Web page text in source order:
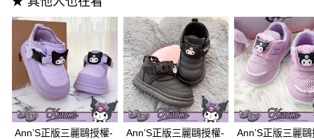
2.透過簡訊連結打開帳單後，可選擇「超商條碼／台灣大直營門市／銀行轉
帳／街口支付／iPASS MONEY」等通路繳費。
【注意事項】
1.本服務係由「台灣大哥大股份有限公司」（以下簡稱本公司）所提供，讓
用戶於交易時，得透過本服務購買商品或服務，並由商店將買賣／分期付款
買賣價金債權讓與本公司後，依約使用本公司帳單繳交帳款。
2.基於同意付款使用「大哥付你分期」之契約關係目的，商店將以您的個人
資料（包含姓名、電話或地址）提供予台灣大哥大進項蒐集、處理及利用，
由本公司與您本人進行分期帳單所需資料之確認、核對及更正。
3.完整用戶服務條款，請詳閱以下連結：https://oppay.tw/userRule
２．訂單成立數日內，您將收到繳費通知簡訊。
３．收到繳費通知簡訊後14天內，點擊此簡訊中的連結，可透過四大超商／
ATM／網路銀行／等多元方式進行付款，方視為交易完成。
※ 請注意：結帳手續完成當下不需立刻繳費，但若您需要取消訂單，請聯絡
購買商品的店家。未經商家同意取消之訂單仍視為有效，需透過AFTEE先享
後付繳納相關費用。
※ 交易是否成功請以「AFTEE先享後付 」之結帳頁面顯示為準，若有關於
是否繳費成功／繳費後需取消欲退款等相關疑問，請聯繫「AFTEE先享後付
客戶支援中心」https://netprotections.freshdesk.com/support/home
付款後全家取貨
每筆NT$100，滿NT$999(含以上)免運費
萊爾富付款取貨
每筆NT$100，滿NT$999(含以上)免運費
付款後萊爾富取貨
每筆NT$100，滿NT$999(含以上)免運費
Ann’S正版三麗鷗授權- Ann’S正版三麗鷗授權- Ann’S正版三麗